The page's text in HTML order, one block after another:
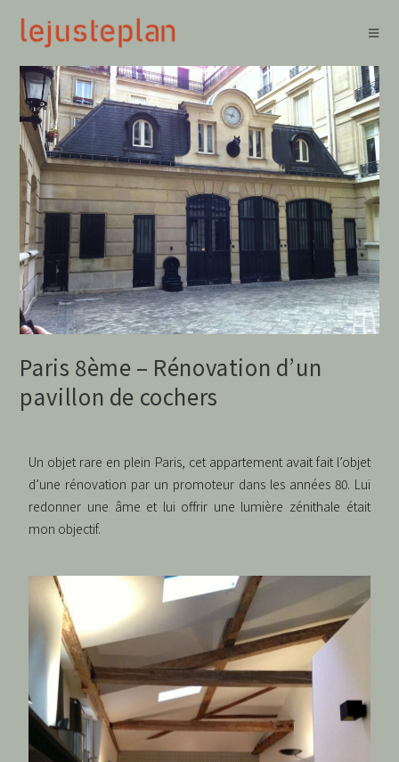
Paris 8ème – Rénovation d’un
pavillon de cochers
Un objet rare en plein Paris, cet appartement avait fait l’objet
d’une rénovation par un promoteur dans les années 80. Lui
redonner une âme et lui offrir une lumière zénithale était
mon objectif.